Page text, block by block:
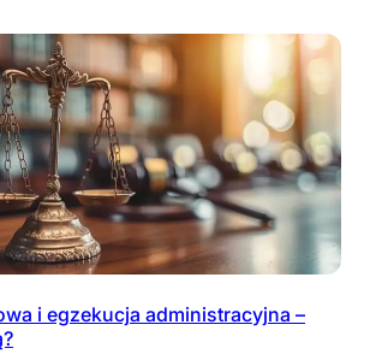
i egzekucja administracyjna –